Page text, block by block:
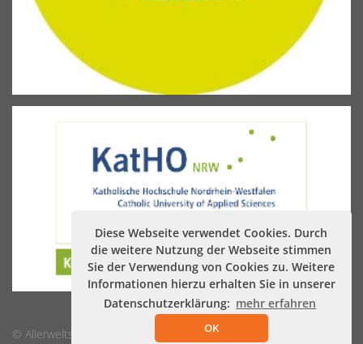
Diese Webseite verwendet Cookies. Durch
die weitere Nutzung der Webseite stimmen
Sie der Verwendung von Cookies zu. Weitere
Informationen hierzu erhalten Sie in unserer
Datenschutzerklärung: mehr erfahren
OK
© Allerweltshaus Köln Datenschutz